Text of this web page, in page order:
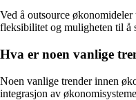
Ved å outsource
fleksibilitet og muligheten til å
Hva er noen vanlige
Noen vanlige trender innen
integrasjon av